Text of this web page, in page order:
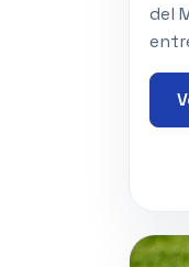
del